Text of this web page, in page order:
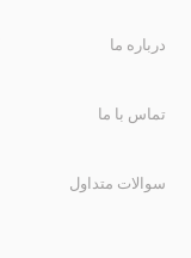
درباره ما
تماس با ما
سوالات متداول